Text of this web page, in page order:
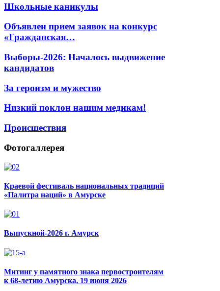
Школьные каникулы
Объявлен прием заявок на конкурс
«Гражданская…
Выборы-2026: Началось выдвижение
кандидатов
За героизм и мужество
Низкий поклон нашим медикам!
Происшествия
Фотогаллерея
Краевой фестиваль национальных традиций
«Палитра наций» в Амурске
Выпускной-2026 г. Амурск
Митинг у памятного знака первостроителям
к 68-летию Амурска, 19 июня 2026